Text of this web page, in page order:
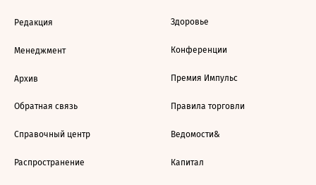
Редакция
Менеджмент
Архив
Обратная связь
Справочный центр
Распространение
Здоровье
Конференции
Премия Импульс
Правила торговли
Ведомости&
Капитал